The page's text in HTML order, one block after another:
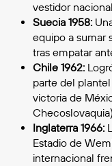
vestidor
Suecia 1958:
equipo a sumar
tras empatar
Chile 1962:
parte del
victoria de
Inglaterra 1966:
Estadio de
internacional